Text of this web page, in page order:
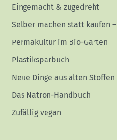
Eingemacht & zugedreht
Selber machen statt kaufen –
Permakultur im Bio-Garten
Plastiksparbuch
Neue Dinge aus alten Stoffen
Das Natron-Handbuch
Zufällig vegan